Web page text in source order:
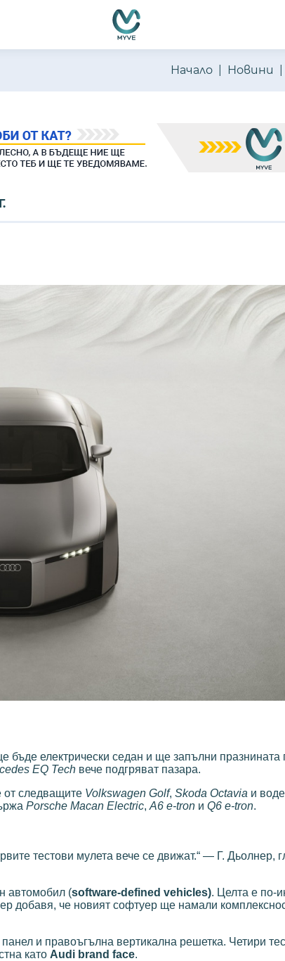
Начало Новини
бъде електрически седан и ще запълни празнината
EQ Tech вече подгряват пазара.
от следващите Volkswagen Golf, Skoda Octavia и
Porsche Macan Electric, A6 e-tron и Q6 e-tron.
тестови мулета вече се движат.“ — Г. Дьолнер,
автомобил (software-defined vehicles). Целта е по-
добавя, че новият софтуер ще намали
и правоъгълна вертикална решетка. Четири
като Audi brand face.